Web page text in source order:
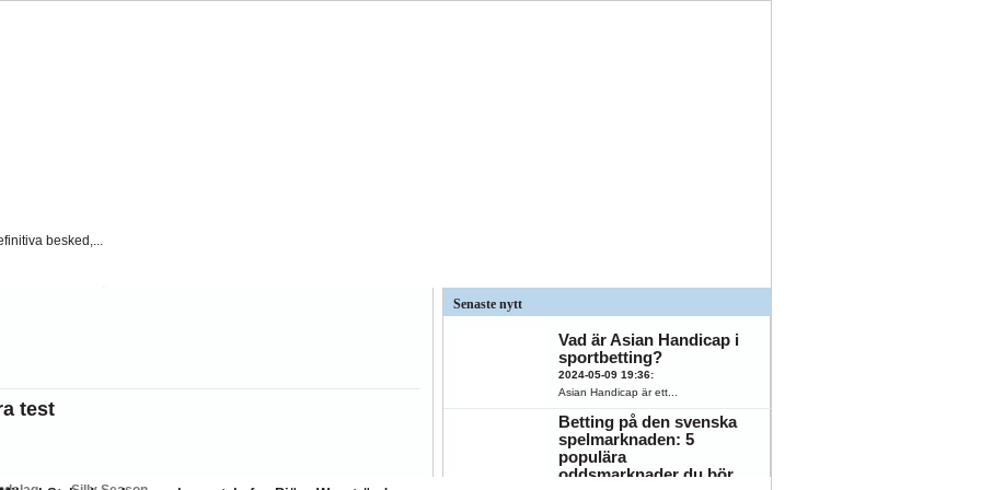
besked,...
på och...
kritiken mot Kalmar FFs...
test
Senaste nytt
Vad är Asian Handicap i
sportbetting?
2024-05-09 19:36:
Asian Handicap är ett...
Betting på den svenska
spelmarknaden: 5
populära
oddsmarknader du bör